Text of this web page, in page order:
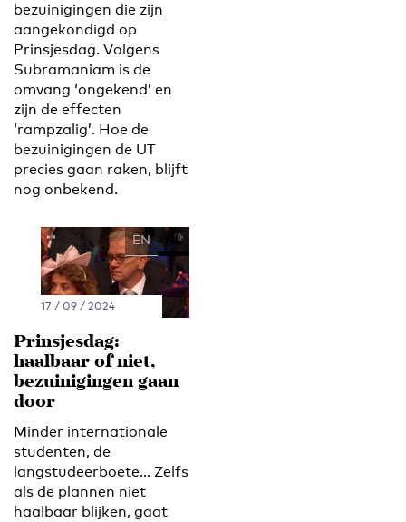
bezuinigingen die zijn
aangekondigd op
Prinsjesdag. Volgens
Subramaniam is de
omvang ‘ongekend’ en
zijn de effecten
‘rampzalig’. Hoe de
bezuinigingen de UT
precies gaan raken, blijft
nog onbekend.
EN NL
17 / 09 / 2024
Prinsjesdag:
haalbaar of niet,
bezuinigingen gaan
door
Minder internationale
studenten, de
langstudeerboete… Zelfs
als de plannen niet
haalbaar blijken, gaat